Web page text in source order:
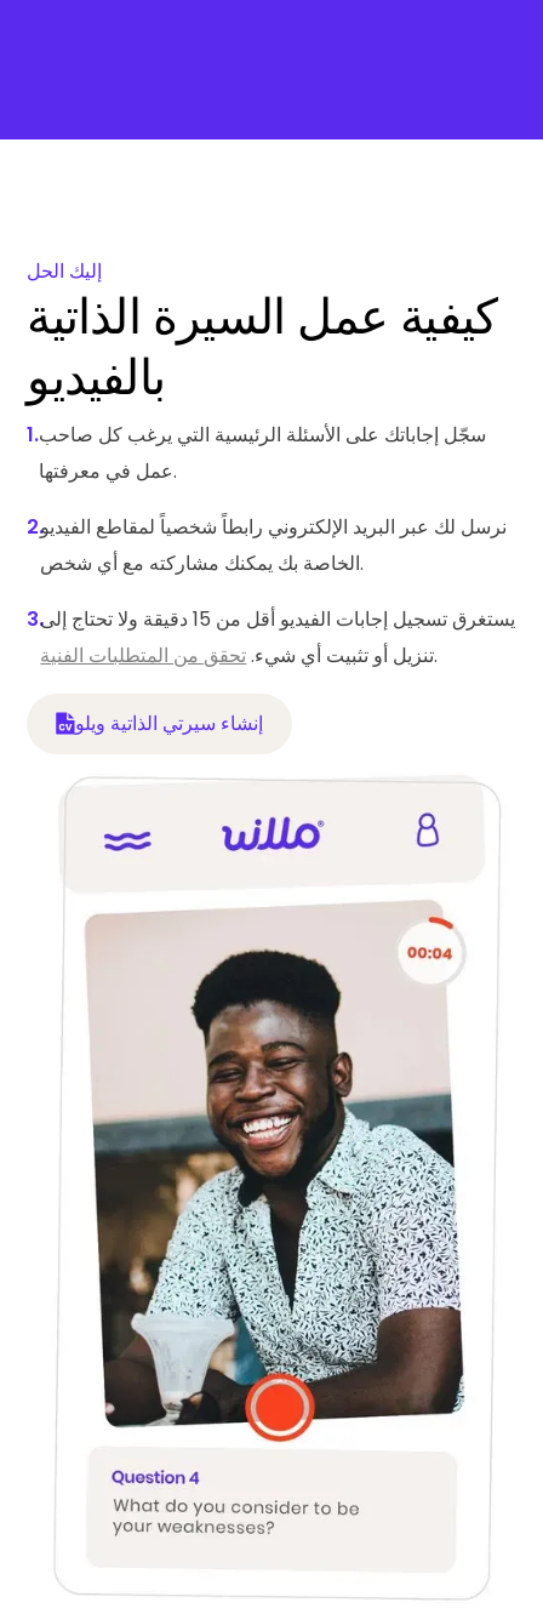
إليك الحل
كيفية عمل السيرة الذاتية
بالفيديو
1.سجّل إجاباتك على الأسئلة الرئيسية التي يرغب كل صاحب
عمل في معرفتها.
2.نرسل لك عبر البريد الإلكتروني رابطاً شخصياً لمقاطع الفيديو
الخاصة بك يمكنك مشاركته مع أي شخص.
3.يستغرق تسجيل إجابات الفيديو أقل من 15 دقيقة ولا تحتاج إلى
تنزيل أو تثبيت أي شيء.تحقق من المتطلبات الفنية .
إنشاء سيرتي الذاتية ويلو